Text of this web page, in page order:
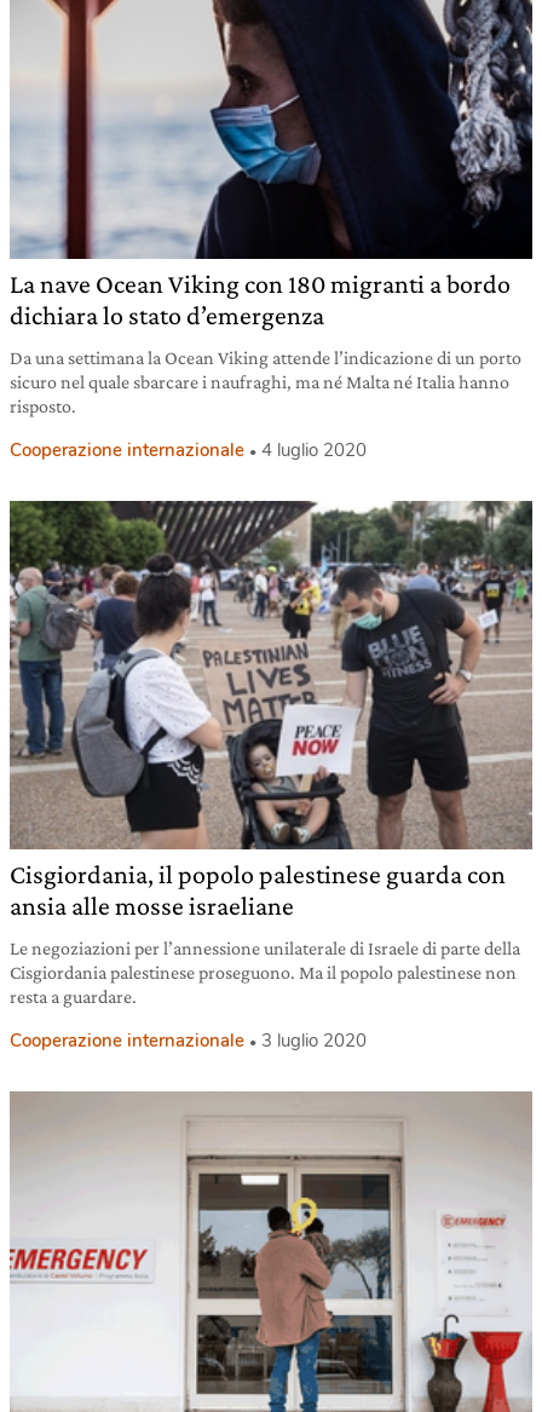
La nave Ocean Viking con 180 migranti a bordo
dichiara lo stato d’emergenza
Da una settimana la Ocean Viking attende l’indicazione di un porto
sicuro nel quale sbarcare i naufraghi, ma né Malta né Italia hanno
risposto.
Cooperazione internazionale 4 luglio 2020
Cisgiordania, il popolo palestinese guarda con
ansia alle mosse israeliane
Le negoziazioni per l’annessione unilaterale di Israele di parte della
Cisgiordania palestinese proseguono. Ma il popolo palestinese non
resta a guardare.
Cooperazione internazionale 3 luglio 2020